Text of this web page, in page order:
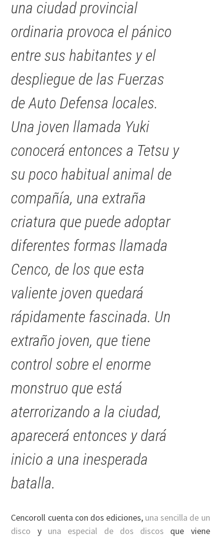
una ciudad provincial
ordinaria provoca el pánico
entre sus habitantes y el
despliegue de las Fuerzas
de Auto Defensa locales.
Una joven llamada Yuki
conocerá entonces a Tetsu y
su poco habitual animal de
compañía, una extraña
criatura que puede adoptar
diferentes formas llamada
Cenco, de los que esta
valiente joven quedará
rápidamente fascinada. Un
extraño joven, que tiene
control sobre el enorme
monstruo que está
aterrorizando a la ciudad,
aparecerá entonces y dará
inicio a una inesperada
batalla.
Cencoroll cuenta con dos ediciones, una sencilla de un
disco y una especial de dos discos que viene